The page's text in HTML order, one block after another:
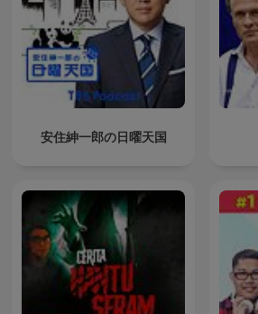
安住紳一郎の日曜天国